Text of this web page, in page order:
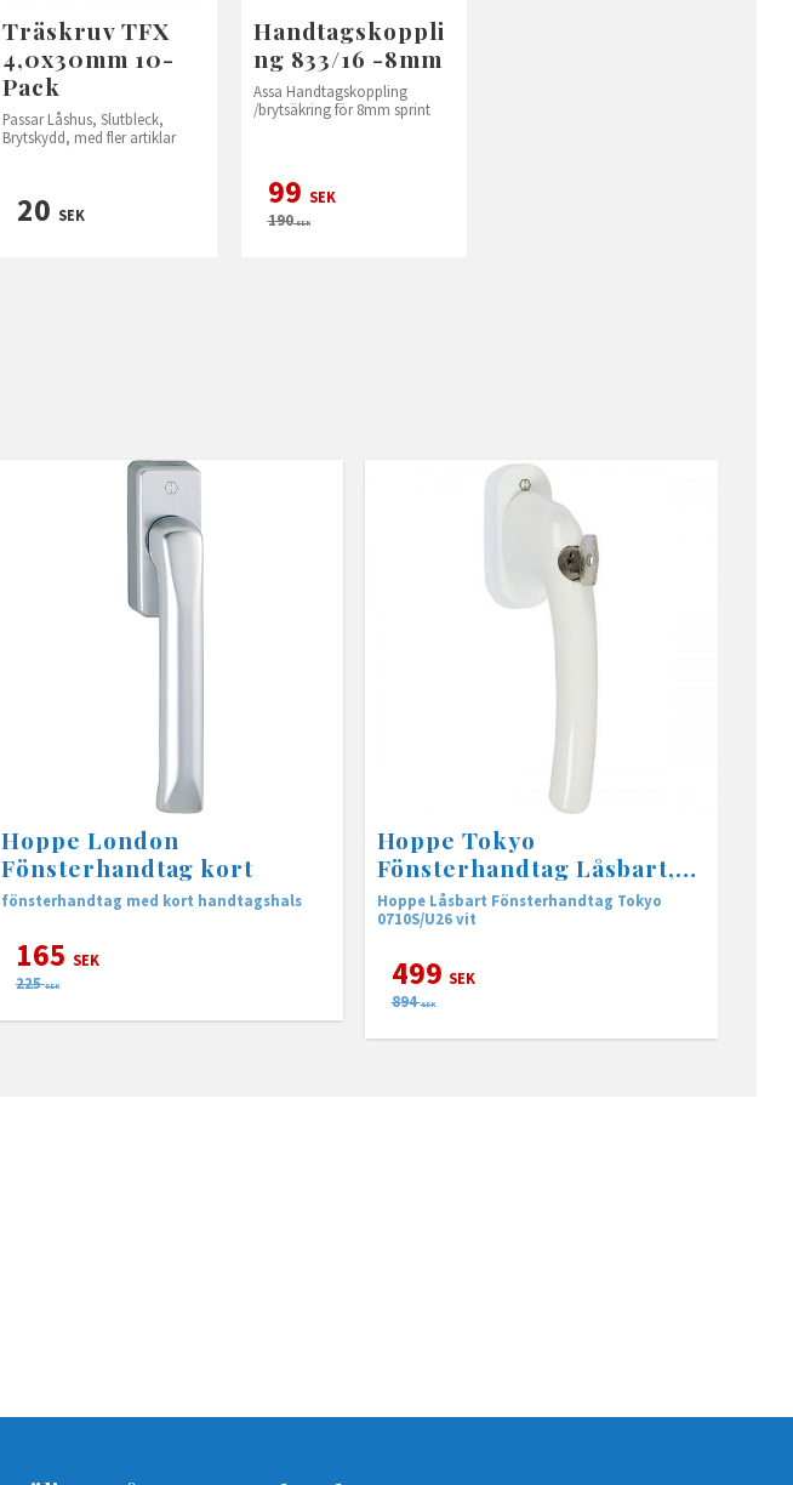
Träskruv TFX
4,0x30mm 10-
Pack
Passar Låshus, Slutbleck,
Brytskydd, med fler artiklar
20 SEK
Handtagskoppli
ng 833/16 -8mm
Assa Handtagskoppling
/brytsäkring för 8mm sprint
99 SEK
190SEK
Hoppe London
Fönsterhandtag kort
fönsterhandtag med kort handtagshals
165 SEK
225 SEK
Hoppe Tokyo
Fönsterhandtag Låsbart,
vit
Hoppe Låsbart Fönsterhandtag Tokyo
0710S/U26 vit
499 SEK
894 SEK